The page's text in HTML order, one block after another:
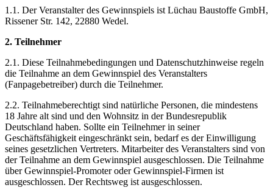
1.1. Der Veranstalter des Gewinnspiels ist Lüchau Baustoffe GmbH,
Rissener Str. 142, 22880 Wedel.
2. Teilnehmer
2.1. Diese Teilnahmebedingungen und Datenschutzhinweise regeln
die Teilnahme an dem Gewinnspiel des Veranstalters
(Fanpagebetreiber) durch die Teilnehmer.
2.2. Teilnahmeberechtigt sind natürliche Personen, die mindestens
18 Jahre alt sind und den Wohnsitz in der Bundesrepublik
Deutschland haben. Sollte ein Teilnehmer in seiner
Geschäftsfähigkeit eingeschränkt sein, bedarf es der Einwilligung
seines gesetzlichen Vertreters. Mitarbeiter des Veranstalters sind von
der Teilnahme an dem Gewinnspiel ausgeschlossen. Die Teilnahme
über Gewinnspiel-Promoter oder Gewinnspiel-Firmen ist
ausgeschlossen. Der Rechtsweg ist ausgeschlossen.